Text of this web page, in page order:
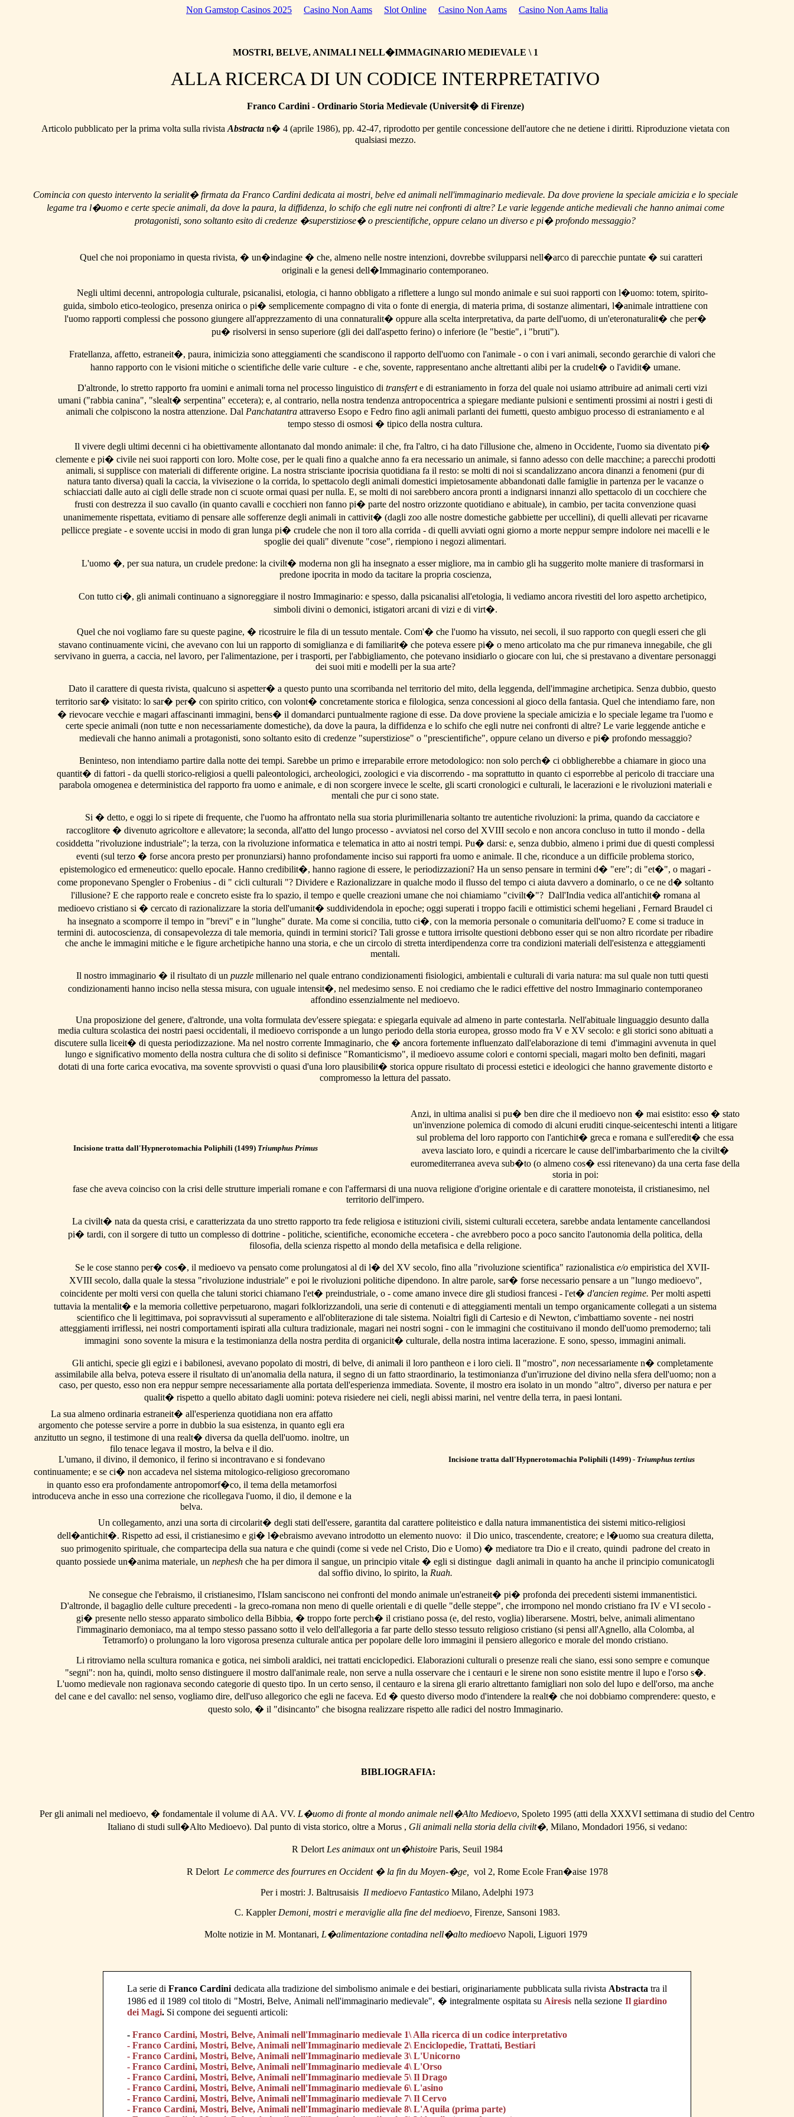
Non Gamstop Casinos 2025 Casino Non Aams Slot Online Casino Non Aams Casino Non Aams Italia
MOSTRI, BELVE, ANIMALI NELL�IMMAGINARIO MEDIEVALE \ 1
ALLA RICERCA DI UN CODICE INTERPRETATIVO
Franco Cardini - Ordinario Storia Medievale (Universit� di Firenze)
Articolo pubblicato per la prima volta sulla rivista Abstractan� 4 (aprile 1986), pp. 42-47, riprodotto per gentile concessione dell'autore che ne detiene i diritti. Riproduzione vietata con
qualsiasi mezzo.
Comincia con questo intervento la serialit� firmata da Franco Cardini dedicata ai mostri, belve ed animali nell'immaginario medievale. Da dove proviene la speciale amicizia e lo speciale
legame tra l�uomo e certe specie animali, da dove la paura, la diffidenza, lo schifo che egli nutre nei confronti di altre? Le varie leggende antiche medievali che hanno animai come
protagonisti, sono soltanto esito di credenze �superstiziose� o prescientifiche, oppure celano un diverso e pi� profondo messaggio?
Quel che noi proponiamo in questa rivista, � un�indagine � che, almeno nelle nostre intenzioni, dovrebbe svilupparsi nell�arco di parecchie puntate � sui caratteri
originali e la genesi dell�Immaginario contemporaneo.
Negli ultimi decenni, antropologia culturale, psicanalisi, etologia, ci hanno obbligato a riflettere a lungo sul mondo animale e sui suoi rapporti con l�uomo: totem, spirito-
guida, simbolo etico-teologico, presenza onirica o pi� semplicemente compagno di vita o fonte di energia, di materia prima, di sostanze alimentari, l�animale intrattiene con
l'uomo rapporti complessi che possono giungere all'apprezzamento di una connaturalit� oppure alla scelta interpretativa, da parte dell'uomo, di un'eteronaturalit� che per�
pu� risolversi in senso superiore (gli dei dall'aspetto ferino) o inferiore (le "bestie", i "bruti").
Fratellanza, affetto, estraneit�, paura, inimicizia sono atteggiamenti che scandiscono il rapporto dell'uomo con l'animale - o con i vari animali, secondo gerarchie di valori che
hanno rapporto con le visioni mitiche o scientifiche delle varie culture - e che, sovente, rappresentano anche altrettanti alibi per la crudelt� o l'avidit� umane.
D'altronde, lo stretto rapporto fra uomini e animali torna nel processo linguistico di transferte di estraniamento in forza del quale noi usiamo attribuire ad animali certi vizi
umani ("rabbia canina", "slealt� serpentina" eccetera); e, al contrario, nella nostra tendenza antropocentrica a spiegare mediante pulsioni e sentimenti prossimi ai nostri i gesti di
animali che colpiscono la nostra attenzione. Dal Panchatantra attraverso Esopo e Fedro fino agli animali parlanti dei fumetti, questo ambiguo processo di estraniamento e al
tempo stesso di osmosi � tipico della nostra cultura.
Il vivere degli ultimi decenni ci ha obiettivamente allontanato dal mondo animale: il che, fra l'altro, ci ha dato l'illusione che, almeno in Occidente, l'uomo sia diventato pi�
clemente e pi� civile nei suoi rapporti con loro. Molte cose, per le quali fino a qualche anno fa era necessario un animale, si fanno adesso con delle macchine; a parecchi prodotti
animali, si supplisce con materiali di differente origine. La nostra strisciante ipocrisia quotidiana fa il resto: se molti di noi si scandalizzano ancora dinanzi a fenomeni (pur di
natura tanto diversa) quali la caccia, la vivisezione o la corrida, lo spettacolo degli animali domestici impietosamente abbandonati dalle famiglie in partenza per le vacanze o
schiacciati dalle auto ai cigli delle strade non ci scuote ormai quasi per nulla. E, se molti di noi sarebbero ancora pronti a indignarsi innanzi allo spettacolo di un cocchiere che
frusti con destrezza il suo cavallo (in quanto cavalli e cocchieri non fanno pi� parte del nostro orizzonte quotidiano e abituale), in cambio, per tacita convenzione quasi
unanimemente rispettata, evitiamo di pensare alle sofferenze degli animali in cattivit� (dagli zoo alle nostre domestiche gabbiette per uccellini), di quelli allevati per ricavarne
pellicce pregiate - e sovente uccisi in modo di gran lunga pi� crudele che non il toro alla corrida - di quelli avviati ogni giorno a morte neppur sempre indolore nei macelli e le
spoglie dei quali" divenute "cose", riempiono i negozi alimentari.
L'uomo �, per sua natura, un crudele predone: la civilt� moderna non gli ha insegnato a esser migliore, ma in cambio gli ha suggerito molte maniere di trasformarsi in
predone ipocrita in modo da tacitare la propria coscienza,
Con tutto ci�, gli animali continuano a signoreggiare il nostro Immaginario: e spesso, dalla psicanalisi all'etologia, li vediamo ancora rivestiti del loro aspetto archetipico,
simboli divini o demonici, istigatori arcani di vizi e di virt�.
Quel che noi vogliamo fare su queste pagine, � ricostruire le fila di un tessuto mentale. Com'� che l'uomo ha vissuto, nei secoli, il suo rapporto con quegli esseri che gli
stavano continuamente vicini, che avevano con lui un rapporto di somiglianza e di familiarit� che poteva essere pi� o meno articolato ma che pur rimaneva innegabile, che gli
servivano in guerra, a caccia, nel lavoro, per l'alimentazione, per i trasporti, per l'abbigliamento, che potevano insidiarlo o giocare con lui, che si prestavano a diventare personaggi
dei suoi miti e modelli per la sua arte?
Dato il carattere di questa rivista, qualcuno si aspetter� a questo punto una scorribanda nel territorio del mito, della leggenda, dell'immagine archetipica. Senza dubbio, questo
territorio sar� visitato: lo sar� per� con spirito critico, con volont� concretamente storica e filologica, senza concessioni al gioco della fantasia. Quel che intendiamo fare, non
� rievocare vecchie e magari affascinanti immagini, bens� il domandarci puntualmente ragione di esse. Da dove proviene la speciale amicizia e lo speciale legame tra l'uomo e
certe specie animali (non tutte e non necessariamente domestiche), da dove la paura, la diffidenza e lo schifo che egli nutre nei confronti di altre? Le varie leggende antiche e
medievali che hanno animali a protagonisti, sono soltanto esito di credenze "superstiziose" o "prescientifiche", oppure celano un diverso e pi� profondo messaggio?
Beninteso, non intendiamo partire dalla notte dei tempi. Sarebbe un primo e irreparabile errore metodologico: non solo perch� ci obbligherebbe a chiamare in gioco una
quantit� di fattori - da quelli storico-religiosi a quelli paleontologici, archeologici, zoologici e via discorrendo - ma soprattutto in quanto ci esporrebbe al pericolo di tracciare una
parabola omogenea e deterministica del rapporto fra uomo e animale, e di non scorgere invece le scelte, gli scarti cronologici e culturali, le lacerazioni e le rivoluzioni materiali e
mentali che pur ci sono state.
Si � detto, e oggi lo si ripete di frequente, che l'uomo ha affrontato nella sua storia plurimillenaria soltanto tre autentiche rivoluzioni: la prima, quando da cacciatore e
raccoglitore � divenuto agricoltore e allevatore; la seconda, all'atto del lungo processo - avviatosi nel corso del XVIII secolo e non ancora concluso in tutto il mondo - della
cosiddetta "rivoluzione industriale"; la terza, con la rivoluzione informatica e telematica in atto ai nostri tempi. Pu� darsi: e, senza dubbio, almeno i primi due di questi complessi
eventi (sul terzo � forse ancora presto per pronunziarsi) hanno profondamente inciso sui rapporti fra uomo e animale. Il che, riconduce a un difficile problema storico,
epistemologico ed ermeneutico: quello epocale. Hanno credibilit�, hanno ragione di essere, le periodizzazioni? Ha un senso pensare in termini d� "ere"; di "et�", o magari -
come proponevano Spengler o Frobenius - di " cicli culturali "? Dividere e Razionalizzare in qualche modo il flusso del tempo ci aiuta davvero a dominarlo, o ce ne d� soltanto
l'illusione? E che rapporto reale e concreto esiste fra lo spazio, il tempo e quelle creazioni umane che noi chiamiamo "civilt�"? Dall'India vedica all'antichit� romana al
medioevo cristiano si � cercato di razionalizzare la storia dell'umanit� suddividendola in epoche; oggi superati i troppo facili e ottimistici schemi hegeliani , Fernard Braudel ci
ha insegnato a scomporre il tempo in "brevi" e in "lunghe" durate. Ma come si concilia, tutto ci�, con la memoria personale o comunitaria dell'uomo? E come si traduce in
termini di. autocoscienza, di consapevolezza di tale memoria, quindi in termini storici? Tali grosse e tuttora irrisolte questioni debbono esser qui se non altro ricordate per ribadire
che anche le immagini mitiche e le figure archetipiche hanno una storia, e che un circolo di stretta interdipendenza corre tra condizioni materiali dell'esistenza e atteggiamenti
mentali.
Il nostro immaginario � il risultato di un puzzle millenario nel quale entrano condizionamenti fisiologici, ambientali e culturali di varia natura: ma sul quale non tutti questi
condizionamenti hanno inciso nella stessa misura, con uguale intensit�, nel medesimo senso. E noi crediamo che le radici effettive del nostro Immaginario contemporaneo
affondino essenzialmente nel medioevo.
Una proposizione del genere, d'altronde, una volta formulata dev'essere spiegata: e spiegarla equivale ad almeno in parte contestarla. Nell'abituale linguaggio desunto dalla
media cultura scolastica dei nostri paesi occidentali, il medioevo corrisponde a un lungo periodo della storia europea, grosso modo fra V e XV secolo: e gli storici sono abituati a
discutere sulla liceit� di questa periodizzazione. Ma nel nostro corrente Immaginario, che � ancora fortemente influenzato dall'elaborazione di temi d'immagini avvenuta in quel
lungo e significativo momento della nostra cultura che di solito si definisce "Romanticismo", il medioevo assume colori e contorni speciali, magari molto ben definiti, magari
dotati di una forte carica evocativa, ma sovente sprovvisti o quasi d'una loro plausibilit� storica oppure risultato di processi estetici e ideologici che hanno gravemente distorto e
compromesso la lettura del passato.
Incisione tratta dall'Hypnerotomachia Poliphili (1499) Triumphus Primus
Anzi, in ultima analisi si pu� ben dire che il medioevo non � mai esistito: esso � stato
un'invenzione polemica di comodo di alcuni eruditi cinque-seicenteschi intenti a litigare
sul problema del loro rapporto con l'antichit� greca e romana e sull'eredit� che essa
aveva lasciato loro, e quindi a ricercare le cause dell'imbarbarimento che la civilt�
euromediterranea aveva sub�to (o almeno cos� essi ritenevano) da una certa fase della
storia in poi:
fase che aveva coinciso con la crisi delle strutture imperiali romane e con l'affermarsi di una nuova religione d'origine orientale e di carattere monoteista, il cristianesimo, nel
territorio dell'impero.
La civilt� nata da questa crisi, e caratterizzata da uno stretto rapporto tra fede religiosa e istituzioni civili, sistemi culturali eccetera, sarebbe andata lentamente cancellandosi
pi� tardi, con il sorgere di tutto un complesso di dottrine - politiche, scientifiche, economiche eccetera - che avrebbero poco a poco sancito l'autonomia della politica, della
filosofia, della scienza rispetto al mondo della metafisica e della religione.
Se le cose stanno per� cos�, il medioevo va pensato come prolungatosi al di l� del XV secolo, fino alla "rivoluzione scientifica" razionalistica e/o empiristica del XVII-
XVIII secolo, dalla quale la stessa "rivoluzione industriale" e poi le rivoluzioni politiche dipendono. In altre parole, sar� forse necessario pensare a un "lungo medioevo",
coincidente per molti versi con quella che taluni storici chiamano l'et� preindustriale, o - come amano invece dire gli studiosi francesi - l'et� d'ancien regime. Per molti aspetti
tuttavia la mentalit� e la memoria collettive perpetuarono, magari folklorizzandoli, una serie di contenuti e di atteggiamenti mentali un tempo organicamente collegati a un sistema
scientifico che li legittimava, poi sopravvissuti al superamento e all'obliterazione di tale sistema. Noialtri figli di Cartesio e di Newton, c'imbattiamo sovente - nei nostri
atteggiamenti irriflessi, nei nostri comportamenti ispirati alla cultura tradizionale, magari nei nostri sogni - con le immagini che costituivano il mondo dell'uomo premoderno; tali
immagini sono sovente la misura e la testimonianza della nostra perdita di organicit� culturale, della nostra intima lacerazione. E sono, spesso, immagini animali.
Gli antichi, specie gli egizi e i babilonesi, avevano popolato di mostri, di belve, di animali il loro pantheon e i loro cieli. Il "mostro", non necessariamente n� completamente
assimilabile alla belva, poteva essere il risultato di un'anomalia della natura, il segno di un fatto straordinario, la testimonianza d'un'irruzione del divino nella sfera dell'uomo; non a
caso, per questo, esso non era neppur sempre necessariamente alla portata dell'esperienza immediata. Sovente, il mostro era isolato in un mondo "altro", diverso per natura e per
qualit� rispetto a quello abitato dagli uomini: poteva risiedere nei cieli, negli abissi marini, nel ventre della terra, in paesi lontani.
La sua almeno ordinaria estraneit� all'esperienza quotidiana non era affatto
argomento che potesse servire a porre in dubbio la sua esistenza, in quanto egli era
anzitutto un segno, il testimone di una realt� diversa da quella dell'uomo. inoltre, un
filo tenace legava il mostro, la belva e il dio.
L'umano, il divino, il demonico, il ferino si incontravano e si fondevano
continuamente; e se ci� non accadeva nel sistema mitologico-religioso grecoromano
in quanto esso era profondamente antropomorf�co, il tema della metamorfosi
introduceva anche in esso una correzione che ricollegava l'uomo, il dio, il demone e la
belva.
Incisione tratta dall'Hypnerotomachia Poliphili (1499) - Triumphus tertius
Un collegamento, anzi una sorta di circolarit� degli stati dell'essere, garantita dal carattere politeistico e dalla natura immanentistica dei sistemi mitico-religiosi
dell�antichit�. Rispetto ad essi, il cristianesimo e gi� l�ebraismo avevano introdotto un elemento nuovo: il Dio unico, trascendente, creatore; e l�uomo sua creatura diletta,
suo primogenito spirituale, che compartecipa della sua natura e che quindi (come si vede nel Cristo, Dio e Uomo) � mediatore tra Dio e il creato, quindi padrone del creato in
quanto possiede un�anima materiale, un nephesh che ha per dimora il sangue, un principio vitale � egli si distingue dagli animali in quanto ha anche il principio comunicatogli
dal soffio divino, lo spirito, la Ruah.
Ne consegue che l'ebraismo, il cristianesimo, l'Islam sanciscono nei confronti del mondo animale un'estraneit� pi� profonda dei precedenti sistemi immanentistici.
D'altronde, il bagaglio delle culture precedenti - la greco-romana non meno di quelle orientali e di quelle "delle steppe", che irrompono nel mondo cristiano fra IV e VI secolo -
gi� presente nello stesso apparato simbolico della Bibbia, � troppo forte perch� il cristiano possa (e, del resto, voglia) liberarsene. Mostri, belve, animali alimentano
l'immaginario demoniaco, ma al tempo stesso passano sotto il velo dell'allegoria a far parte dello stesso tessuto religioso cristiano (si pensi all'Agnello, alla Colomba, al
Tetramorfo) o prolungano la loro vigorosa presenza culturale antica per popolare delle loro immagini il pensiero allegorico e morale del mondo cristiano.
Li ritroviamo nella scultura romanica e gotica, nei simboli araldici, nei trattati enciclopedici. Elaborazioni culturali o presenze reali che siano, essi sono sempre e comunque
"segni": non ha, quindi, molto senso distinguere il mostro dall'animale reale, non serve a nulla osservare che i centauri e le sirene non sono esistite mentre il lupo e l'orso s�.
L'uomo medievale non ragionava secondo categorie di questo tipo. In un certo senso, il centauro e la sirena gli erario altrettanto famigliari non solo del lupo e dell'orso, ma anche
del cane e del cavallo: nel senso, vogliamo dire, dell'uso allegorico che egli ne faceva. Ed � questo diverso modo d'intendere la realt� che noi dobbiamo comprendere: questo, e
questo solo, � il "disincanto" che bisogna realizzare rispetto alle radici del nostro Immaginario.
BIBLIOGRAFIA:
Per gli animali nel medioevo, � fondamentale il volume di AA. VV. L�uomo di fronte al mondo animale nell�Alto Medioevo, Spoleto 1995 (atti della XXXVI settimana di studio del Centro
Italiano di studi sull�Alto Medioevo). Dal punto di vista storico, oltre a Morus , Gli animali nella storia della civilt�, Milano, Mondadori 1956, si vedano:
R Delort Les animaux ont un�histoireParis, Seuil 1984
R Delort Le commerce des fourrures en Occident � la fin du Moyen-�ge, vol 2, Rome Ecole Fran�aise 1978
Per i mostri: J. Baltrusaisis Il medioevo Fantastico Milano, Adelphi 1973
C. Kappler Demoni, mostri e meraviglie alla fine del medioevo, Firenze, Sansoni 1983.
Molte notizie in M. Montanari, L�alimentazione contadina nell�alto medioevo Napoli, Liguori 1979
La serie diFranco Cardini dedicata alla tradizione del simbolismo animale e dei bestiari, originariamente pubblicata sulla rivista Abstracta tra il
1986 ed il 1989 col titolo di "Mostri, Belve, Animali nell'immaginario medievale", � integralmente ospitata su Airesis nella sezione Il giardino
dei Magi. Si compone dei seguenti articoli:
- Franco Cardini, Mostri, Belve, Animali nell'Immaginario medievale 1\ Alla ricerca di un codice interpretativo
- Franco Cardini, Mostri, Belve, Animali nell'Immaginario medievale 2\ Enciclopedie, Trattati, Bestiari
- Franco Cardini, Mostri, Belve, Animali nell'Immaginario medievale 3\ L'Unicorno
- Franco Cardini, Mostri, Belve, Animali nell'Immaginario medievale 4\ L'Orso
- Franco Cardini, Mostri, Belve, Animali nell'Immaginario medievale 5\ Il Drago
- Franco Cardini, Mostri, Belve, Animali nell'Immaginario medievale 6\ L'asino
- Franco Cardini, Mostri, Belve, Animali nell'Immaginario medievale 7\ Il Cervo
- Franco Cardini, Mostri, Belve, Animali nell'Immaginario medievale 8\ L'Aquila (prima parte)